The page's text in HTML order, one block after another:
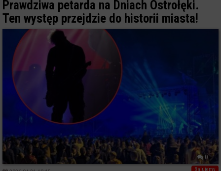
Prawdziwa petarda na Dniach Ostrołęki.
Ten występ przejdzie do historii miasta!
0
Balujemy